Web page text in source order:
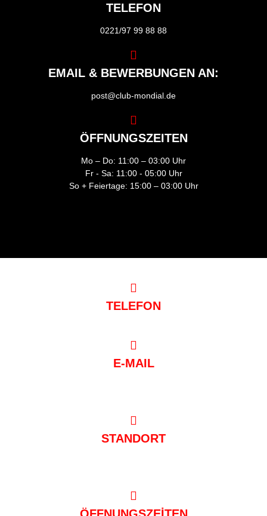
TELEFON
0221/97 99 88 88
EMAIL & BEWERBUNGEN AN:
post@club-mondial.de
ÖFFNUNGSZEITEN
Mo – Do: 11:00 – 03:00 Uhr
Fr - Sa: 11:00 - 05:00 Uhr
So + Feiertage: 15:00 – 03:00 Uhr
TELEFON
E-MAIL
STANDORT
ÖFFNUNGSZEİTEN